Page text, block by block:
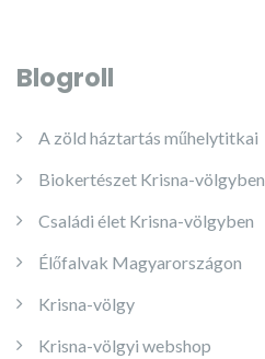
Blogroll
A zöld háztartás műhelytitkai
Biokertészet Krisna-völgyben
Családi élet Krisna-völgyben
Élőfalvak Magyarországon
Krisna-völgy
Krisna-völgyi webshop